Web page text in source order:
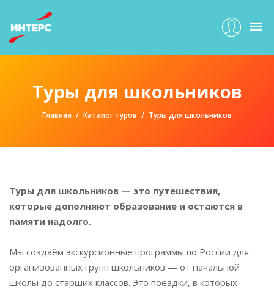
Туры для школьников
Главная Каталог туров Туры для школьников
Туры для школьников — это путешествия,
которые дополняют образование и остаются в
памяти надолго.
Мы создаём экскурсионные программы по России для
организованных групп школьников — от начальной
школы до старших классов. Это поездки, в которых